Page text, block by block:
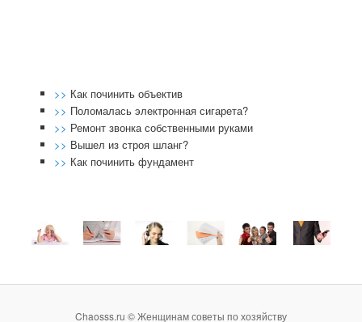
>> Как починить объектив
>> Поломалась электронная сигарета?
>> Ремонт звонка собственными руками
>> Вышел из строя шланг?
>> Как починить фундамент
Chaosss.ru © Женщинам советы по хозяйству